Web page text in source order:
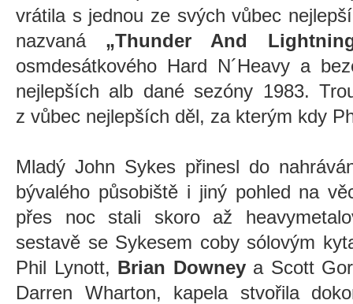
vrátila s jednou ze svých vůbec
nazvaná „Thunder And
osmdesátkového Hard N´Heavy a
nejlepších alb dané sezóny 1983.
z vůbec nejlepších děl, za kterým kdy
Mladý John Sykes přinesl do
bývalého působiště i jiný pohled na
přes noc stali skoro až
sestavě se Sykesem coby sólovým
Phil Lynott, Brian Downeya Scott
Darren Wharton, kapela stvořila